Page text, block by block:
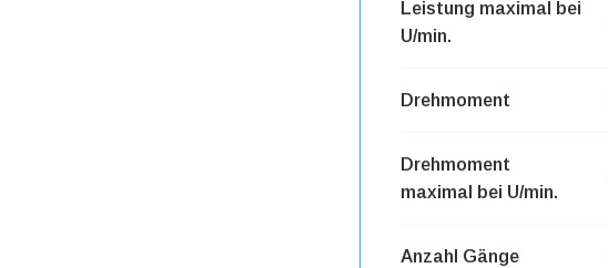
Leistung maximal bei
U/min.
Drehmoment
Drehmoment
maximal bei U/min.
Anzahl Gänge